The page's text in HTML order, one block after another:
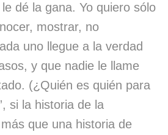
dé la gana. Yo quiero sólo
mostrar, no
uno llegue a la verdad
y que nadie le llame
(¿Quién es quién para
si la historia de la
que una historia de